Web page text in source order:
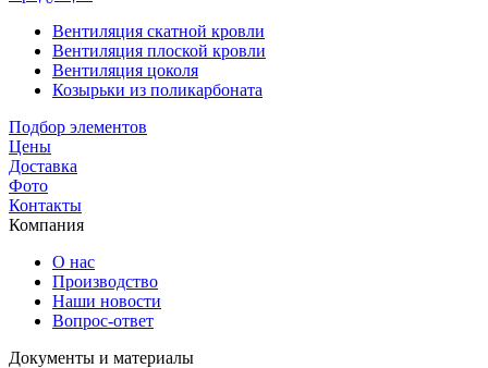
Вентиляция скатной кровли
Вентиляция плоской кровли
Вентиляция цоколя
Козырьки из поликарбоната
Подбор элементов
Цены
Доставка
Фото
Контакты
Компания
О нас
Производство
Наши новости
Вопрос-ответ
Документы и материалы